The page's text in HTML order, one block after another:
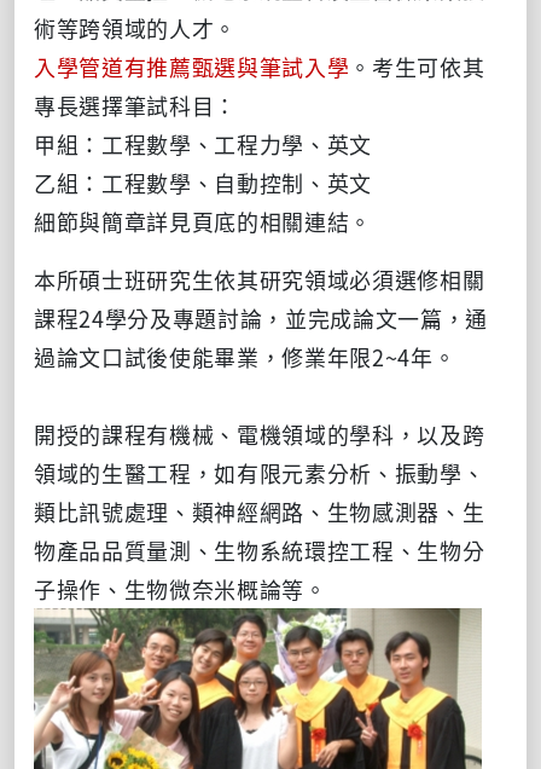
術等跨領域的人才。
入學管道有推薦甄選與筆試入學 。考生可依其
專長選擇筆試科目：
甲組：工程數學、工程力學、英文
乙組：工程數學、自動控制、英文
細節與簡章詳見頁底的相關連結。
本所碩士班研究生依其研究領域必須選修相關
課程24學分及專題討論，並完成論文一篇，通
過論文口試後使能畢業，修業年限2~4年。
開授的課程有機械、電機領域的學科，以及跨
領域的生醫工程，如有限元素分析、振動學、
類比訊號處理、類神經網路、生物感測器、生
物產品品質量測、生物系統環控工程、生物分
子操作、生物微奈米概論等。